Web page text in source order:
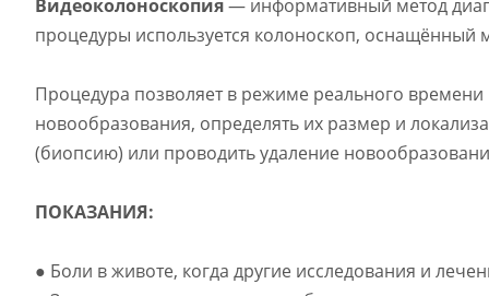
Видеоколоноскопия— информативный метод
процедуры используется колоноскоп,
Процедура позволяет в режиме реального
новообразования, определять их размер и
(биопсию) или проводить удаление
ПОКАЗАНИЯ:
● Боли в животе, когда другие исследования и